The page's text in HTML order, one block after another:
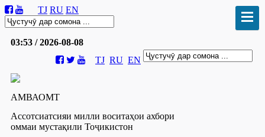
TJ RU EN
03:53 / 2026-08-08
TJ RU EN
АМВАОМТ
Ассотсиатсияи милли воситаҳои ахбори
оммаи мустақили Тоҷикистон